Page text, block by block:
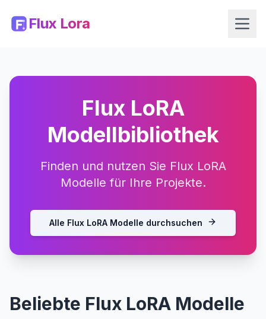
Flux Lora
Flux LoRA
Modellbibliothek
Finden und nutzen Sie Flux LoRA
Modelle für Ihre Projekte.
Alle Flux LoRA Modelle durchsuchen
Beliebte Flux LoRA Modelle